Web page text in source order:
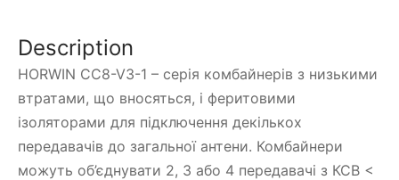
Description
HORWIN CC8-V3-1 – серія комбайнерів з низькими
втратами, що вносяться, і феритовими
ізоляторами для підключення декількох
передавачів до загальної антени. Комбайнери
можуть об’єднувати 2, 3 або 4 передавачі з КСВ <